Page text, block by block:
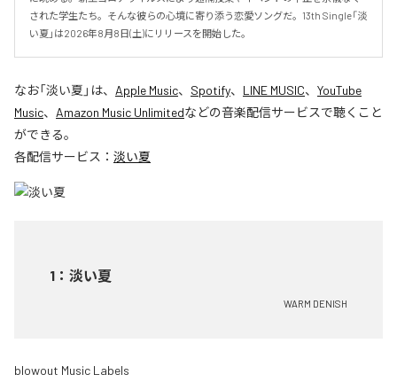
された学生たち。そんな彼らの心境に寄り添う恋愛ソングだ。13th Single「淡
い夏」は2026年8月8日(土)にリリースを開始した。
なお「淡い夏 」は、 Apple Music、 Spotify、 LINE MUSIC、 YouTube
Music、 Amazon Music Unlimitedなどの音楽配信サービスで聴くこと
ができる。
各配信サービス： 淡い夏
1 ： 淡い夏
WARM DENISH
blowout Music Labels